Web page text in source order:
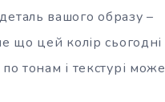
вашого образу –
що цей колір сьогодні
тонам і текстурі може